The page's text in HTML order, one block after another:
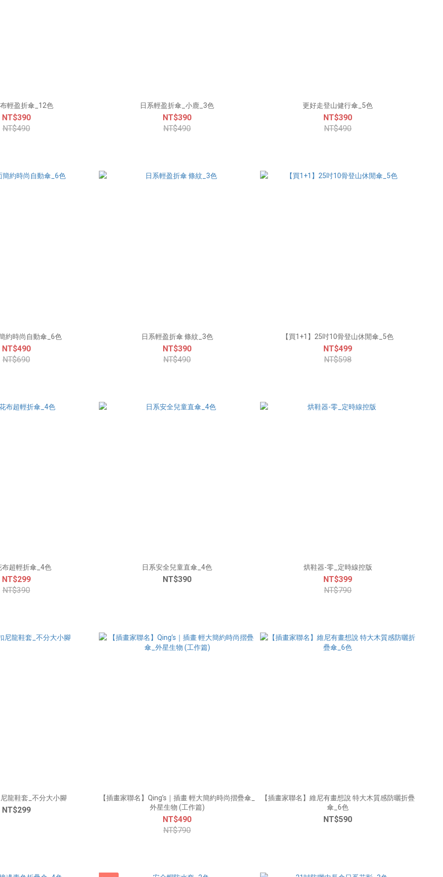
輕盈折傘_12色
NT$390
NT$490
日系輕盈折傘_小鹿_3色
NT$390
NT$490
更好走登山健行傘_5色
NT$390
NT$490
約時尚自動傘_6色
NT$490
NT$690
日系輕盈折傘 條紋_3色
NT$390
NT$490
【買1+1】25吋10骨登山休閒傘_5色
NT$499
NT$598
布超輕折傘_4色
NT$299
NT$390
日系安全兒童直傘_4色
NT$390
烘鞋器-零_定時線控版
NT$399
NT$790
龍鞋套_不分大小腳
NT$299
【插畫家聯名】Qing’s｜插畫 輕大簡約時尚摺疊傘_
外星生物 (工作篇)
NT$490
NT$790
【插畫家聯名】維尼有畫想說 特大木質感防曬折疊
傘_6色
NT$590